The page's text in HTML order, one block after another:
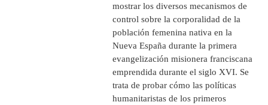
mostrar los diversos mecanismos de
control sobre la corporalidad de la
población femenina nativa en la
Nueva España durante la primera
evangelización misionera franciscana
emprendida durante el siglo XVI. Se
trata de probar cómo las políticas
humanitaristas de los primeros